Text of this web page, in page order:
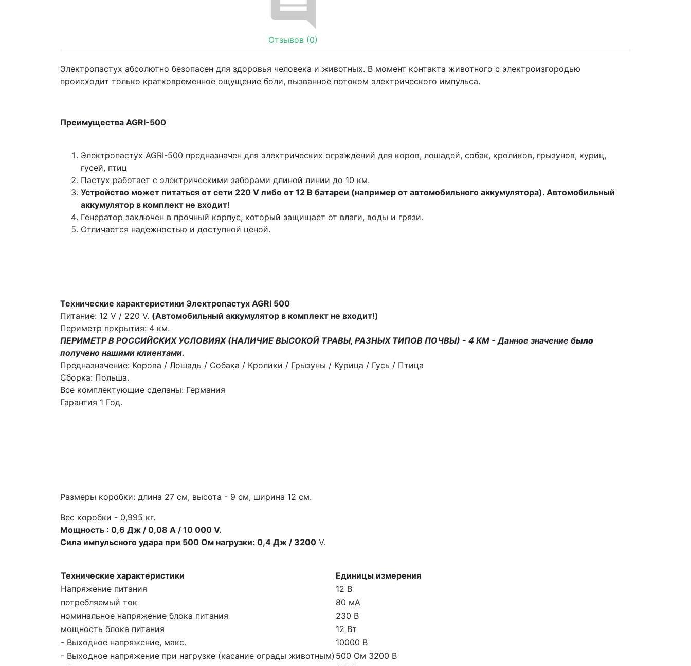
Отзывов (0)
Электропастух абсолютно безопасен для здоровья человека и животных. В момент контакта животного с электроизгородью
происходит только кратковременное ощущение боли, вызванное потоком электрического импульса.
Преимущества AGRI-500
Электропастух AGRI-500 предназначен для электрических ограждений для коров, лошадей, собак, кроликов, грызунов, куриц,
гусей, птиц
Пастух работает с электрическими заборами длиной линии до 10 км.
Устройство может питаться от сети 220 V либо от 12 В батареи (например от автомобильного аккумулятора). Автомобильный
аккумулятор в комплект не входит!
Генератор заключен в прочный корпус, который защищает от влаги, воды и грязи.
Отличается надежностью и доступной ценой.
Технические характеристики Электропастух AGRI 500
Питание: 12 V / 220 V. (Автомобильный аккумулятор в комплект не входит!)
Периметр покрытия: 4 км.
ПЕРИМЕТР В РОССИЙСКИХ УСЛОВИЯХ (НАЛИЧИЕ ВЫСОКОЙ ТРАВЫ, РАЗНЫХ ТИПОВ ПОЧВЫ) - 4 КМ - Данное значение было
получено нашими клиентами.
Предназначение: Корова / Лошадь / Собака / Кролики / Грызуны / Курица / Гусь / Птица
Сборка: Польша.
Все комплектующие сделаны: Германия
Гарантия 1 Год.
Размеры коробки: длина 27 см, высота - 9 см, ширина 12 см.
Вес коробки - 0,995 кг.
Мощность : 0,6 Дж / 0,08 А / 10 000 V.
Сила импульсного удара при 500 Ом нагрузки: 0,4 Дж / 3200 V.
Технические характеристики
Единицы измерения
Напряжение питания
12 В
потребляемый ток
80 мА
номинальное напряжение блока питания
230 В
мощность блока питания
12 Вт
- Выходное напряжение, макс.
10000 В
- Выходное напряжение при нагрузке (касание ограды животным) 500 Ом 3200 В